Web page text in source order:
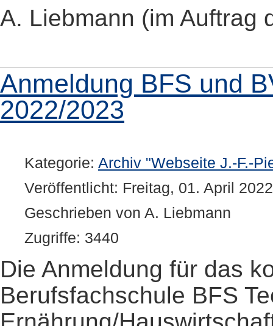
A. Liebmann (im
Anmeldung BFS und
2022/2023
Kategorie: Archiv "Webseite J.-F.-
Veröffentlicht: Freitag, 01. April
Geschrieben von A. Liebmann
Zugriffe: 3440
Die Anmeldung für das
Berufsfachschule BFS